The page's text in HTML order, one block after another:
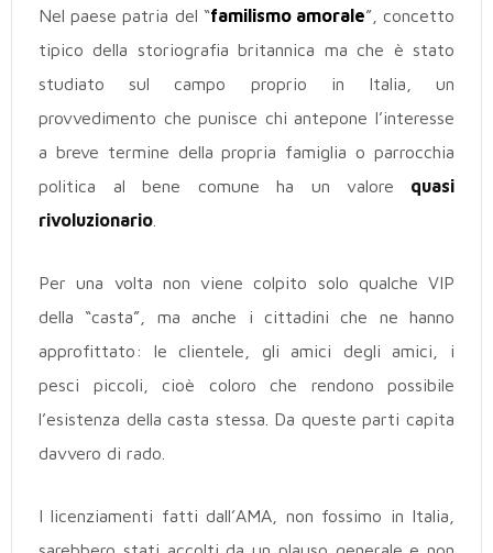
Nel paese patria del “familismo amorale”, concetto
tipico della storiografia britannica ma che è stato
studiato sul campo proprio in Italia, un
provvedimento che punisce chi antepone l’interesse
a breve termine della propria famiglia o parrocchia
politica al bene comune ha un valore quasi
rivoluzionario
Per una volta non viene colpito solo qualche VIP
della “casta”, ma anche i cittadini che ne hanno
approfittato: le clientele, gli amici degli amici, i
pesci piccoli, cioè coloro che rendono possibile
l’esistenza della casta stessa. Da queste parti capita
davvero di rado.
I licenziamenti fatti dall’AMA, non fossimo in Italia,